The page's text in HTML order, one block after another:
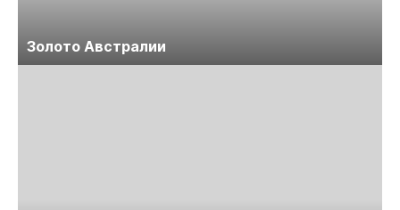
Золото Австралии